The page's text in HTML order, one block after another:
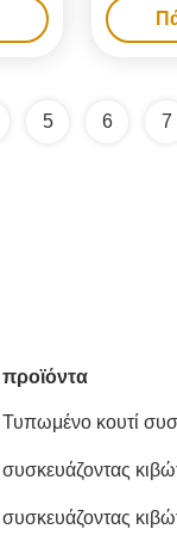
5 6 7
προϊόντα
Τυπωμένο κουτί
συσκευάζοντας
συσκευάζοντας